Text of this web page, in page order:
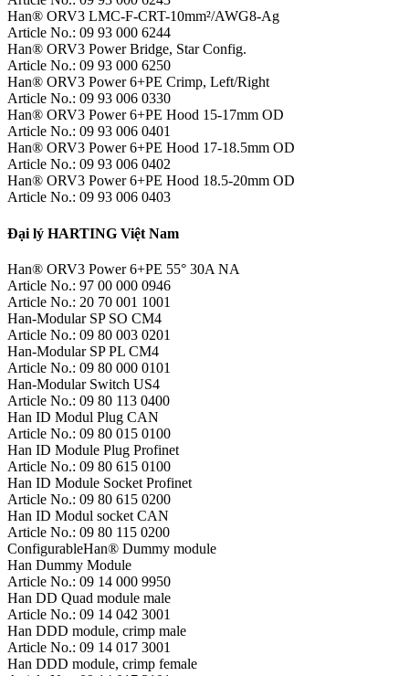
Han® ORV3 LMC-F-CRT-10mm²/AWG8-Ag
Article No.: 09 93 000 6244
Han® ORV3 Power Bridge, Star Config.
Article No.: 09 93 000 6250
Han® ORV3 Power 6+PE Crimp, Left/Right
Article No.: 09 93 006 0330
Han® ORV3 Power 6+PE Hood 15-17mm OD
Article No.: 09 93 006 0401
Han® ORV3 Power 6+PE Hood 17-18.5mm OD
Article No.: 09 93 006 0402
Han® ORV3 Power 6+PE Hood 18.5-20mm OD
Article No.: 09 93 006 0403
Đại lý HARTING Việt Nam
Han® ORV3 Power 6+PE 55° 30A NA
Article No.: 97 00 000 0946
Article No.: 20 70 001 1001
Han-Modular SP SO CM4
Article No.: 09 80 003 0201
Han-Modular SP PL CM4
Article No.: 09 80 000 0101
Han-Modular Switch US4
Article No.: 09 80 113 0400
Han ID Modul Plug CAN
Article No.: 09 80 015 0100
Han ID Module Plug Profinet
Article No.: 09 80 615 0100
Han ID Module Socket Profinet
Article No.: 09 80 615 0200
Han ID Modul socket CAN
Article No.: 09 80 115 0200
ConfigurableHan® Dummy module
Han Dummy Module
Article No.: 09 14 000 9950
Han DD Quad module male
Article No.: 09 14 042 3001
Han DDD module, crimp male
Article No.: 09 14 017 3001
Han DDD module, crimp female